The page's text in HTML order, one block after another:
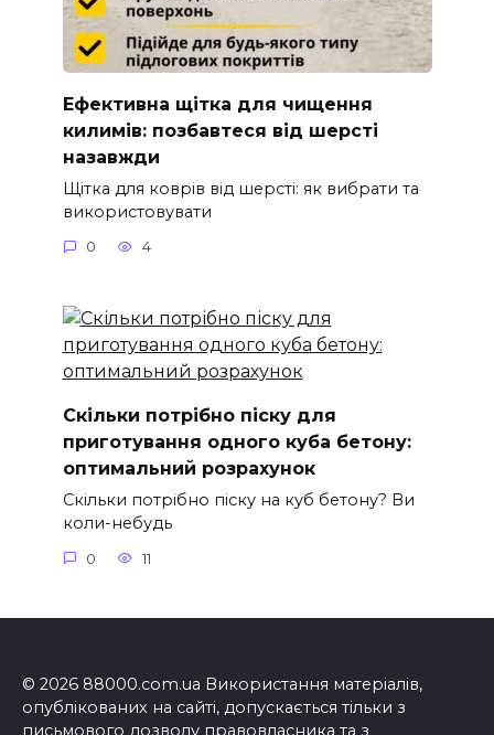
Ефективна щітка для чищення
килимів: позбавтеся від шерсті
назавжди
Щітка для коврів від шерсті: як вибрати та
використовувати
0 4
Скільки потрібно піску для
приготування одного куба бетону:
оптимальний розрахунок
Скільки потрібно піску на куб бетону? Ви
коли-небудь
0 11
© 2026 88000.com.ua Використання матеріалів,
опублікованих на сайті, допускається тільки з
письмового дозволу правовласника та з